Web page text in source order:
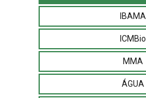
IBAMA
ICMBio
MMA
ÁGUA